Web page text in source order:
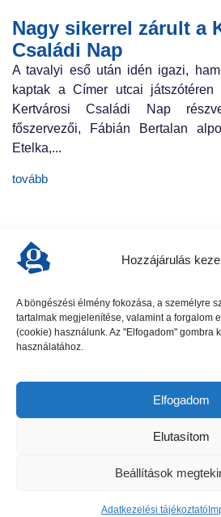
Hozzájárulás
A böngészési élmény fokozása, a személyre
tartalmak megjelenítése, valamint a forgalom
(cookie) használunk. Az "Elfogadom" gombra
használatához.
Elfogadom
Elutasítom
Beállítások
Adatkezelési tájékoztató
Nagy sikerrel zárult a
Családi Nap
A tavalyi eső után idén igazi,
kaptak a Címer utcai játszótéren
Kertvárosi Családi Nap
főszervezői, Fábián Bertalan
Etelka,...
tovább
előző cikk
Gödöllői Szolgálat - Minden
Kapcsolat